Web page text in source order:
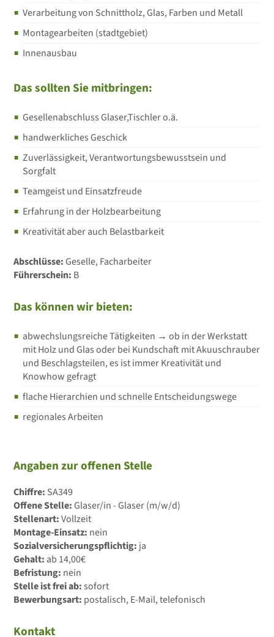
Verarbeitung von Schnittholz, Glas, Farben und Metall
Montagearbeiten (stadtgebiet)
Innenausbau
Das sollten Sie mitbringen:
Gesellenabschluss Glaser,Tischler o.ä.
handwerkliches Geschick
Zuverlässigkeit, Verantwortungsbewusstsein und
Sorgfalt
Teamgeist und Einsatzfreude
Erfahrung in der Holzbearbeitung
Kreativität aber auch Belastbarkeit
Abschlüsse:Geselle, Facharbeiter
Führerschein: B
Das können wir bieten:
abwechslungsreiche Tätigkeiten → ob in der Werkstatt
mit Holz und Glas oder bei Kundschaft mit Akuuschrauber
und Beschlagsteilen, es ist immer Kreativität und
Knowhow gefragt
flache Hierarchien und schnelle Entscheidungswege
regionales Arbeiten
Angaben zur offenen Stelle
Chiffre: SA349
Offene Stelle:Glaser/in - Glaser (m/w/d)
Stellenart:Vollzeit
Montage-Einsatz: nein
Sozialversicherungspflichtig: ja
Gehalt: ab 14,00€
Befristung: nein
Stelle ist frei ab:sofort
Bewerbungsart: postalisch, E-Mail, telefonisch
Kontakt